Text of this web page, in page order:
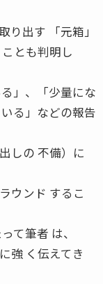
出す 「元箱」
とも判明し
」、「少量にな
る」などの報告
しの 不備）に
ウンド するこ
て筆者 は、
強 く伝えてき